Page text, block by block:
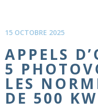
15 OCTOBRE 2025
APPELS
5
LES
DE 500